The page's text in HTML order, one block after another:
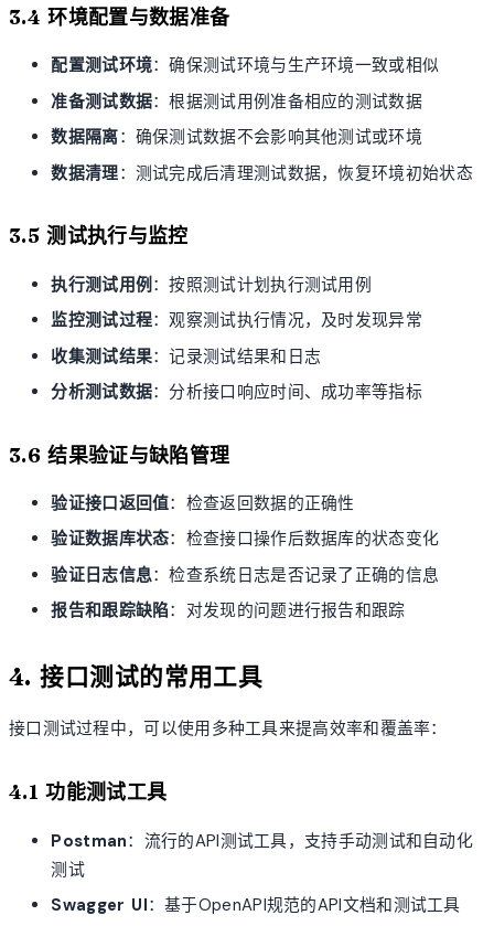
3.4 环境配置与数据准备
配置测试环境：确保测试环境与生产环境一致或相似
准备测试数据：根据测试用例准备相应的测试数据
数据隔离：确保测试数据不会影响其他测试或环境
数据清理：测试完成后清理测试数据，恢复环境初始状态
3.5 测试执行与监控
执行测试用例 ：按照测试计划执行测试用例
监控测试过程：观察测试执行情况，及时发现异常
收集测试结果：记录测试结果和日志
分析测试数据：分析接口响应时间、成功率等指标
3.6 结果验证与缺陷管理
验证接口返回值：检查返回数据的正确性
验证数据库状态：检查接口操作后数据库的状态变化
验证日志信息：检查系统日志是否记录了正确的信息
报告和跟踪缺陷：对发现的问题进行报告和跟踪
4. 接口测试的常用工具
接口测试过程中，可以使用多种工具来提高效率和覆盖率：
4.1 功能测试工具
Postman：流行的API测试工具，支持手动测试和自动化
测试
Swagger UI：基于OpenAPI规范的API文档和测试工具